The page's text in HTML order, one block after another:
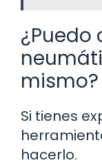
¿Puedo
mismo?
Si tienes
hacerlo.